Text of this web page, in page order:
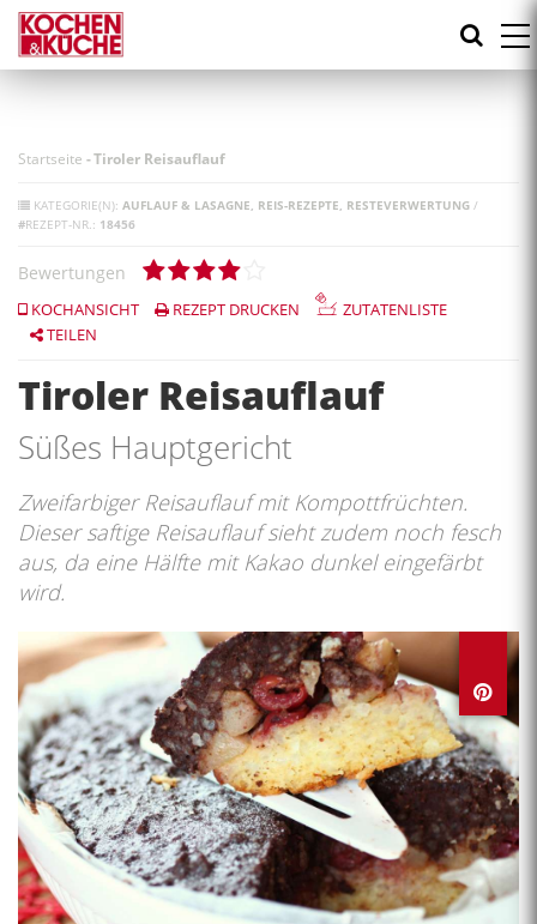
Direkt
zum
Inhalt
Startseite -Tiroler Reisauflauf
KATEGORIE(N): AUFLAUF & LASAGNE REIS-REZEPTE RESTEVERWERTUNG /
#REZEPT-NR.: 18456
Bewertungen
KOCHANSICHT REZEPT DRUCKEN
ZUTATENLISTE
TEILEN
Tiroler Reisauflauf
Süßes Hauptgericht
Zweifarbiger Reisauflauf mit Kompottfrüchten.
Dieser saftige Reisauflauf sieht zudem noch fesch
aus, da eine Hälfte mit Kakao dunkel eingefärbt
wird.